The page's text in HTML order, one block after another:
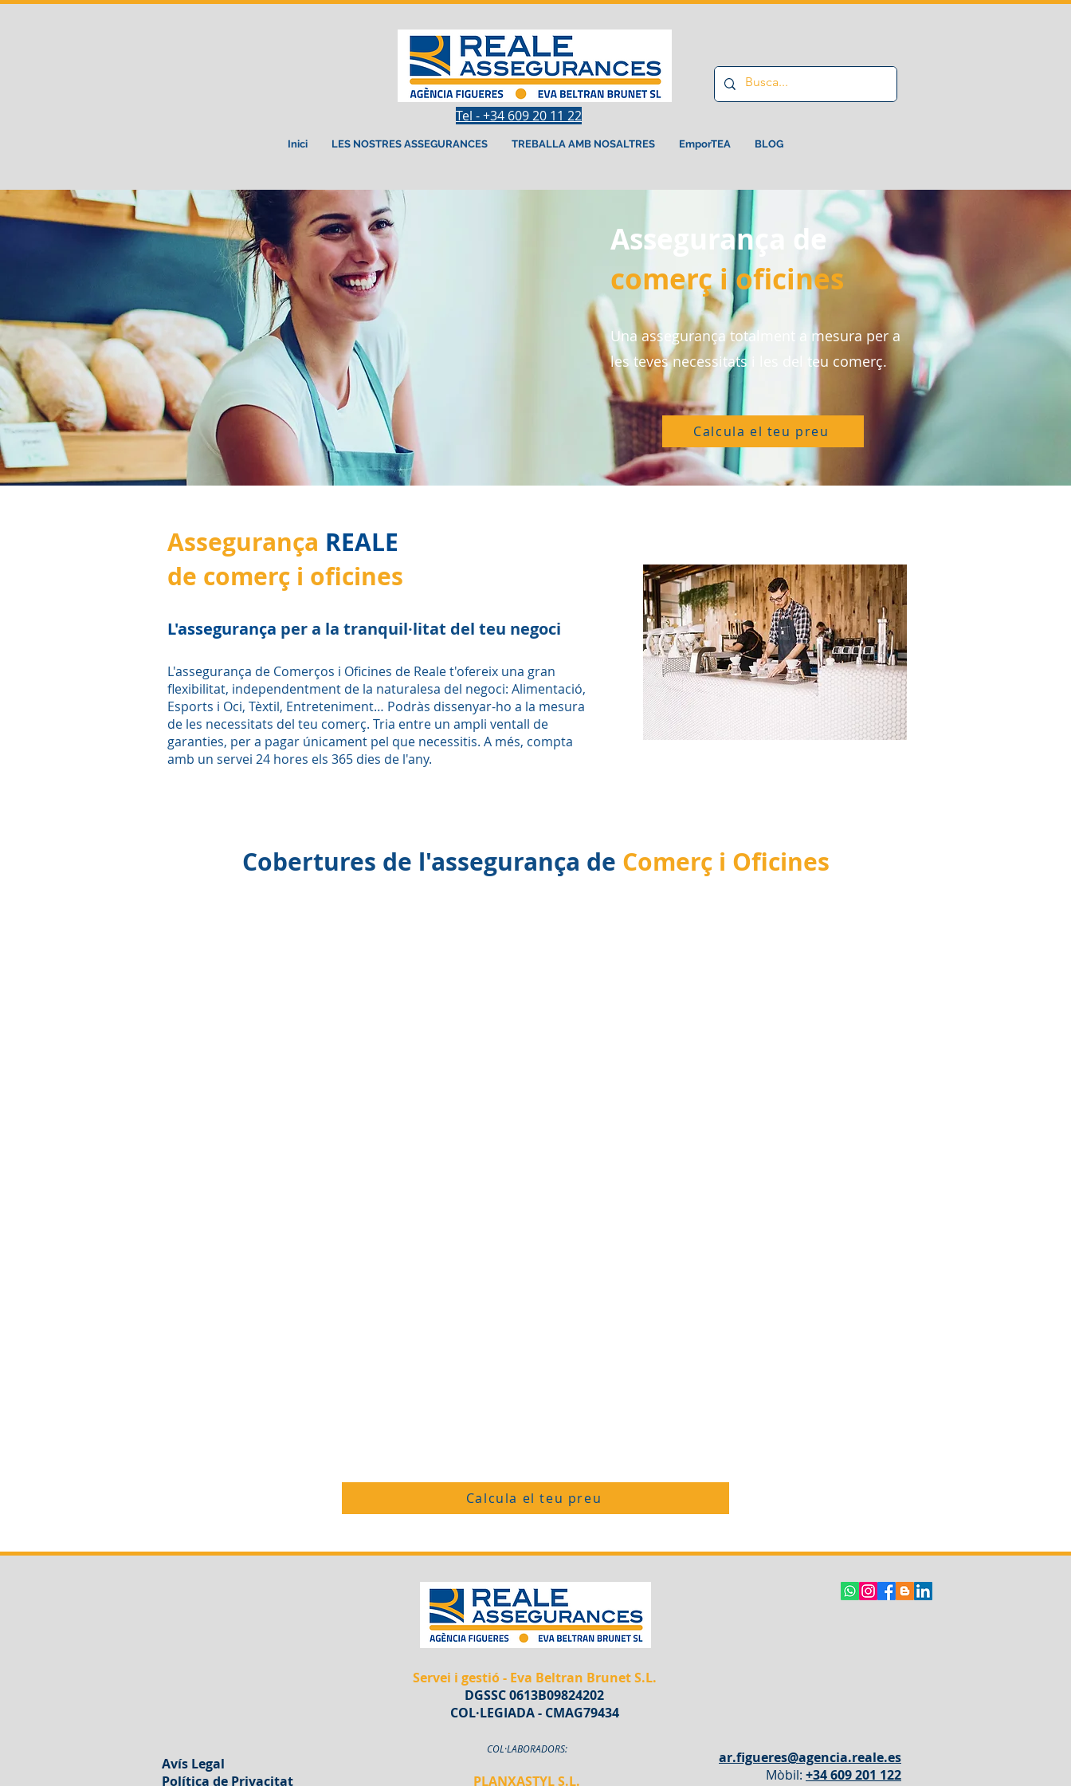
Tel - +34 609 20 11 22
Inici LES NOSTRES ASSEGURANCES TREBALLA AMB NOSALTRES EmporTEA BLOG
Assegurança de
comerç i oficines
Una assegurança totalment a mesura per a
les teves necessitats i les del teu comerç.
Calcula el teu preu
Assegurança REALE
de comerç i oficines
L'assegurança per a la tranquil·litat del teu negoci
L'assegurança de Comerços i Oficines de Reale t'ofereix una gran
flexibilitat, independentment de la naturalesa del negoci: Alimentació,
Esports i Oci, Tèxtil, Entreteniment… Podràs dissenyar-ho a la mesura
de les necessitats del teu comerç. Tria entre un ampli ventall de
garanties, per a pagar únicament pel que necessitis. A més, compta
amb un servei 24 hores els 365 dies de l'any.
Cobertures de l'assegurança de Comerç i Oficines
Calcula el teu preu
Servei i gestió - Eva Beltran Brunet S.L.
DGSSC 0613B09824202
COL·LEGIADA - CMAG79434
Avís Legal
Política de Privacitat
COL·LABORADORS:
PLANXASTYL S.L.
ar.figueres@agencia.reale.es
Mòbil: +34 609 201 122